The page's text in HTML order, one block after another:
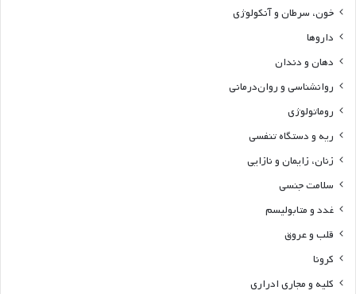
خون، سرطان و آنکولوژی
داروها
دهان و دندان
روانشناسی و روان‌درمانی
روماتولوژی
ریه و دستگاه تنفسی
زنان، زایمان و نازایی
سلامت جنسی
غدد و متابولیسم
قلب و عروق
کرونا
کلیه و مجاری ادراری